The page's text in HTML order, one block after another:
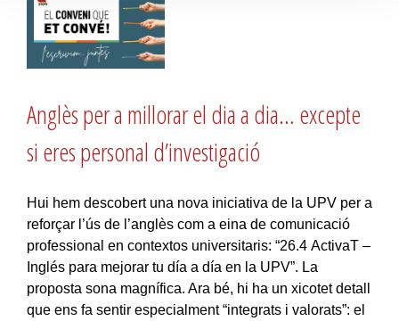
Anglès per a millorar el dia a dia… excepte
si eres personal d’investigació
Hui hem descobert una nova iniciativa de la UPV per a
reforçar l’ús de l’anglès com a eina de comunicació
professional en contextos universitaris: “26.4 ActivaT –
Inglés para mejorar tu día a día en la UPV”. La
proposta sona magnífica. Ara bé, hi ha un xicotet detall
que ens fa sentir especialment “integrats i valorats”: el